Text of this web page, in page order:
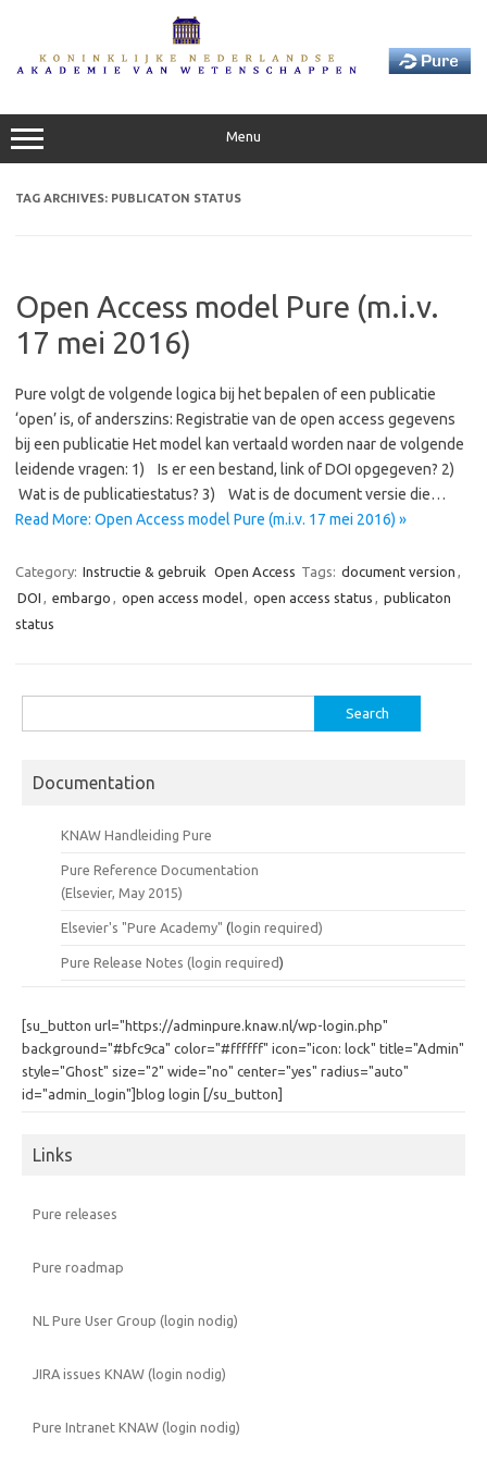
Menu
TAG ARCHIVES: PUBLICATON STATUS
Open Access model Pure (m.i.v.
17 mei 2016)
Pure volgt de volgende logica bij het bepalen of een publicatie
‘open’ is, of anderszins: Registratie van de open access gegevens
bij een publicatie Het model kan vertaald worden naar de volgende
leidende vragen: 1) Is er een bestand, link of DOI opgegeven? 2)
Wat is de publicatiestatus? 3) Wat is de document versie die…
Read More: Open Access model Pure (m.i.v. 17 mei 2016) »
Category: Instructie & gebruik Open Access Tags: document version ,
DOI , embargo , open access model, open access status , publicaton
status
for:
Documentation
KNAW Handleiding Pure
Pure Reference Documentation
(Elsevier, May 2015)
Elsevier's "Pure Academy" (login required)
Pure Release Notes (login required)
[su_button url="https://adminpure.knaw.nl/wp-login.php"
background="#bfc9ca" color="#ffffff" icon="icon: lock" title="Admin"
style="Ghost" size="2" wide="no" center="yes" radius="auto"
id="admin_login"]blog login [/su_button]
Links
Pure releases
Pure roadmap
NL Pure User Group (login nodig)
JIRA issues KNAW (login nodig)
Pure Intranet KNAW (login nodig)